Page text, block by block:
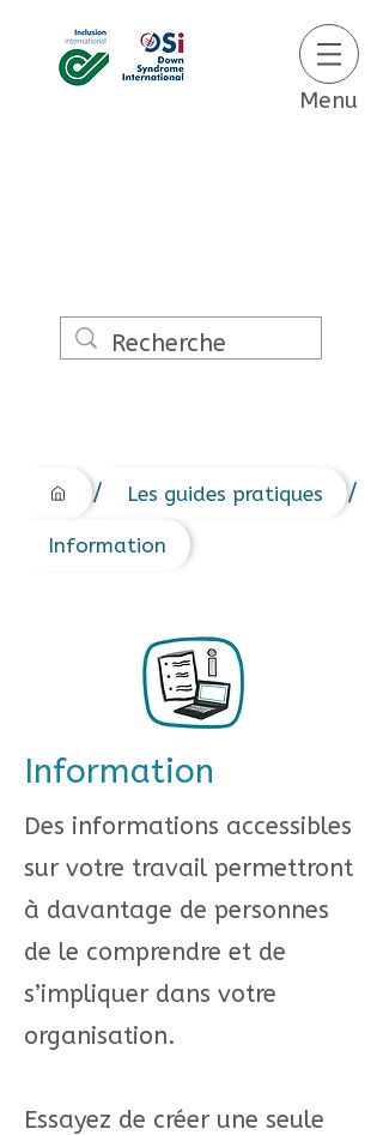
Menu
/ Les guides pratiques /
Information
Information
Des informations accessibles
sur votre travail permettront
à davantage de personnes
de le comprendre et de
s’impliquer dans votre
organisation.
Essayez de créer une seule